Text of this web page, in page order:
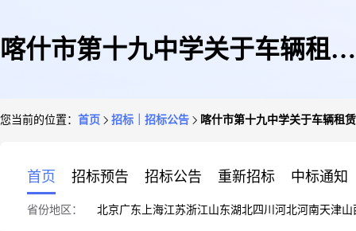
喀什市第十九中学关于车辆租赁
您当前的位置： 首页 招标｜招标公告 喀什市第十九中学关于车辆租
首页 招标预告 招标公告 重新招标 中标通知
省份地区： 北京广东 上海江苏浙江山东湖北四川 河北河南天津山